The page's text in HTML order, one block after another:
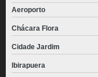
Aeroporto
Chácara Flora
Cidade Jardim
Ibirapuera